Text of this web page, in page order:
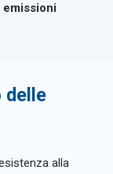
emissioni
delle
alla